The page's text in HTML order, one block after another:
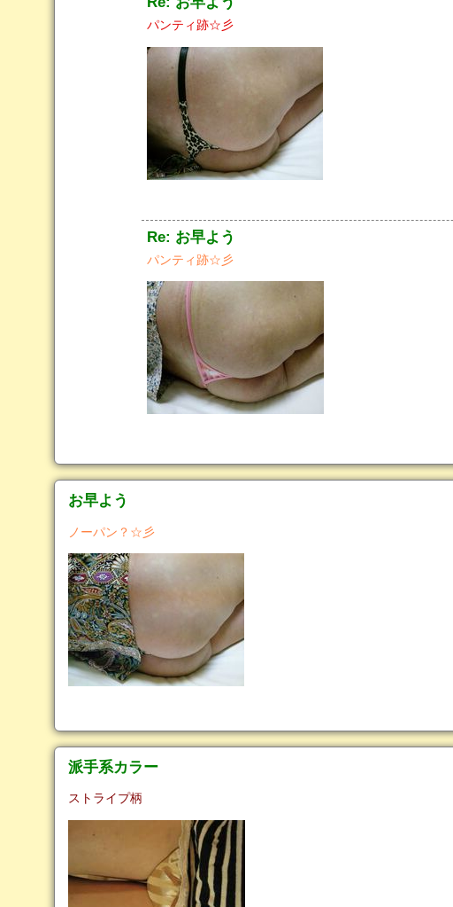
パンティ跡☆彡
Re: お早よう
パンティ跡☆彡
お早よう
ノーパン？☆彡
派手系カラー
ストライプ柄